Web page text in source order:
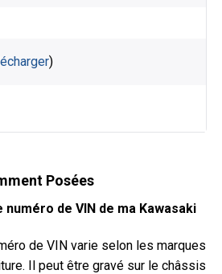
)
Posées
de VIN de ma Kawasaki
de VIN varie selon les marques
Il peut être gravé sur le châssis